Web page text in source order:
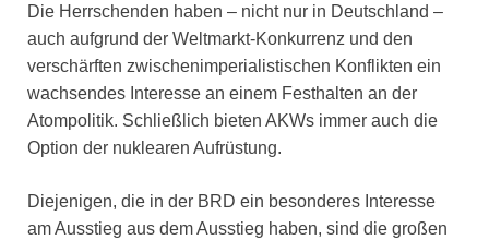
Die Herrschenden haben – nicht nur in Deutschland –
auch aufgrund der Weltmarkt-Konkurrenz und den
verschärften zwischenimperialistischen Konflikten ein
wachsendes Interesse an einem Festhalten an der
Atompolitik. Schließlich bieten AKWs immer auch die
Option der nuklearen Aufrüstung.
Diejenigen, die in der BRD ein besonderes Interesse
am Ausstieg aus dem Ausstieg haben, sind die großen